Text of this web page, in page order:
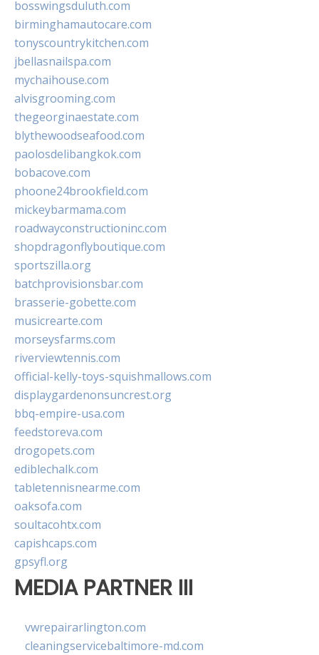
bosswingsduluth.com
birminghamautocare.com
tonyscountrykitchen.com
jbellasnailspa.com
mychaihouse.com
alvisgrooming.com
thegeorginaestate.com
blythewoodseafood.com
paolosdelibangkok.com
bobacove.com
phoone24brookfield.com
mickeybarmama.com
roadwayconstructioninc.com
shopdragonflyboutique.com
sportszilla.org
batchprovisionsbar.com
brasserie-gobette.com
musicrearte.com
morseysfarms.com
riverviewtennis.com
official-kelly-toys-squishmallows.com
displaygardenonsuncrest.org
bbq-empire-usa.com
feedstoreva.com
drogopets.com
ediblechalk.com
tabletennisnearme.com
oaksofa.com
soultacohtx.com
capishcaps.com
gpsyfl.org
MEDIA PARTNER III
vwrepairarlington.com
cleaningservicebaltimore-md.com